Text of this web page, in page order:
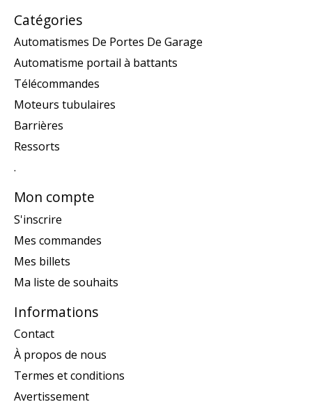
Catégories
Automatismes De Portes De Garage
Automatisme portail à battants
Télécommandes
Moteurs tubulaires
Barrières
Ressorts
.
Mon compte
S'inscrire
Mes commandes
Mes billets
Ma liste de souhaits
Informations
Contact
À propos de nous
Termes et conditions
Avertissement